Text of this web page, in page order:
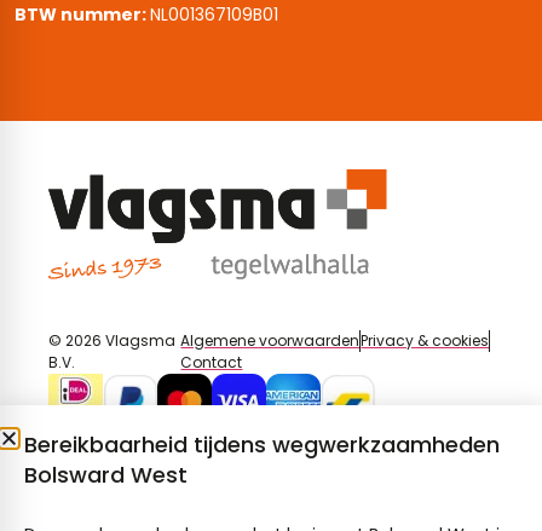
BTW nummer:NL001367109B01
© 2026 Vlagsma
B.V.
Algemene voorwaardenPrivacy & cookies
Contact
Bereikbaarheid tijdens wegwerkzaamheden
Bolsward West